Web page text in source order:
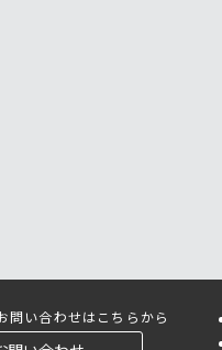
問い合わせはこちらから